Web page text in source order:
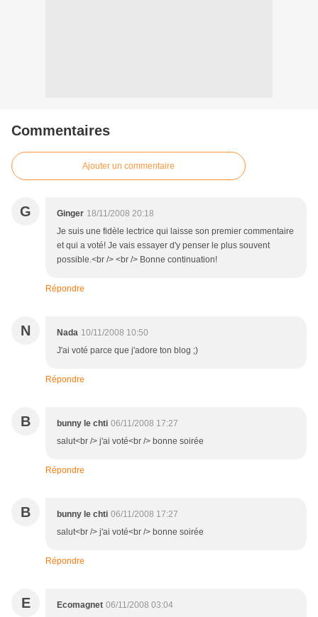
Commentaires
Ajouter un commentaire
G Ginger 18/11/2008 20:18
Je suis une fidèle lectrice qui laisse son premier commentaire
et qui a voté! Je vais essayer d'y penser le plus souvent
possible.<br /> <br /> Bonne continuation!
Répondre
N Nada 10/11/2008 10:50
J'ai voté parce que j'adore ton blog ;)
Répondre
B bunny le chti 06/11/2008 17:27
salut<br /> j'ai voté<br /> bonne soirée
Répondre
B bunny le chti 06/11/2008 17:27
salut<br /> j'ai voté<br /> bonne soirée
Répondre
E Ecomagnet 06/11/2008 03:04